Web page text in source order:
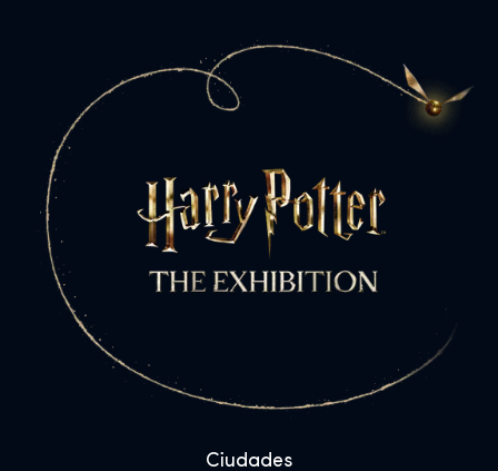
Ciudades